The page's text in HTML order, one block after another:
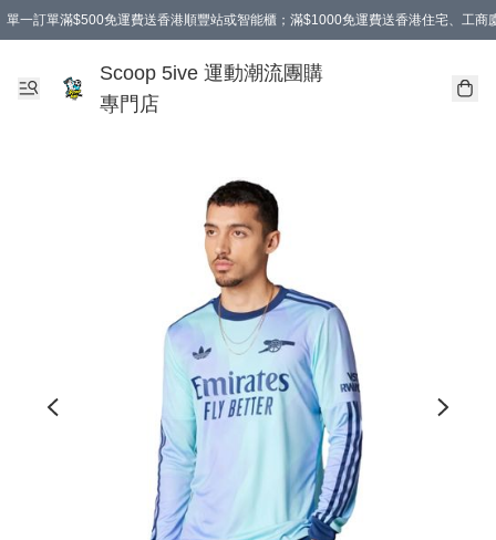
單一訂單滿$500免運費送香港順豐站或智能櫃；滿$1000免運費送香港住宅、工商
Scoop 5ive 運動潮流團購
專門店